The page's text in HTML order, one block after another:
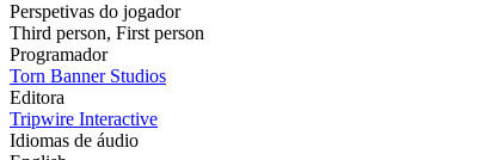
Perspetivas do jogador
Third person, First person
Programador
Torn Banner Studios
Editora
Tripwire Interactive
Idiomas de áudio